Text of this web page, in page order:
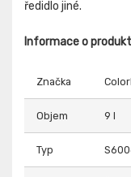
ředidlo jiné.
Informace o
Značka
Objem 9 l
Typ